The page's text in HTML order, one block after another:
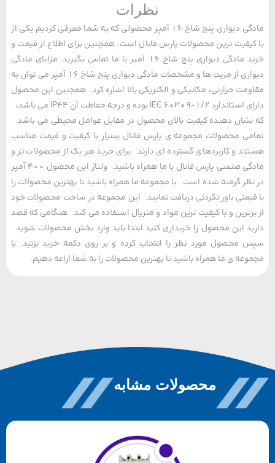
نظرات
مادگی دیواری پنج شاخ 16 آمپر محصولی که به شما معرفی کردیم یکی از
ترین محصولات پارس فانال است. همچنین برای اطلاع از قیمت و
خرید مادگی دیواری پنج شاخ 16 آمپر با ما تماس بگیرید. مزایای مادگی
دیواری از مزیت ها و مشخصات مادگی دیواری پنج شاخ 16 آمپر می توان به
حرارتی، مکانیکی و الکتریکی بالا اشاره کرد. همجنین این محصول
دارای استاندارد IEC 60309-1/2 بوده و درجه حفاظت آن IP44 می باشد،
دهنده کیفیت بالای محصول در مقابل عوامل محیطی می باشد.
محصولات مجموعه ی پارس فانال بسیار با کیفیت و قیمت مناسب
و کاربردهای گسترده ای دارند. برای خرید هر یک از محصولات نر و
مادگی صنعتی پارس فانال با ما همراه باشید. ولتاژ این محصول 400 آمپر
گرفته شده است. با مجموعه ما همراه باشید تا بهترین محصولات را
باور نکردنی دریافت نمایید. این مجموعه در ساخت محصولات خود
و با کیفیت ترین مواد و متریال استفاده می کند. هنگامی که قصد
این محصول را خریداری کنید ابتدا باید وارد بخش محصولات شوید
محصول مورد نظر را انتخاب کرده و بر روی دکمه خرید بزنید. با
ی ما همراه باشید تا بهترین محصولات را به شما اراعه دهیم.
محصولات مشابه